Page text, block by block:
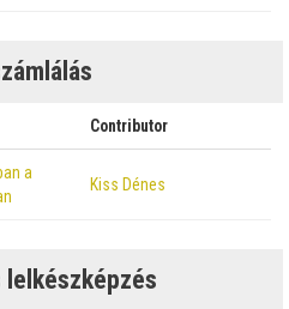
Contributor
a
Kiss Dénes